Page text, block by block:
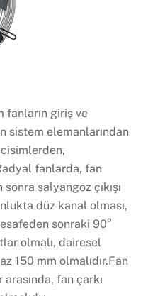
fanların giriş ve
sistem elemanlarından
fanlarda, fan
salyangoz çıkışı
düz kanal olması,
sonraki 90°
olmalı, dairesel
150 mm olmalıdır.Fan
fan çarkı